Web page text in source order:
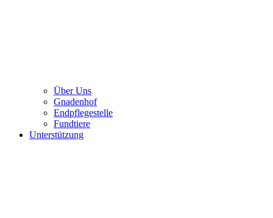
Über Uns
Gnadenhof
Endpflegestelle
Fundtiere
Unterstützung